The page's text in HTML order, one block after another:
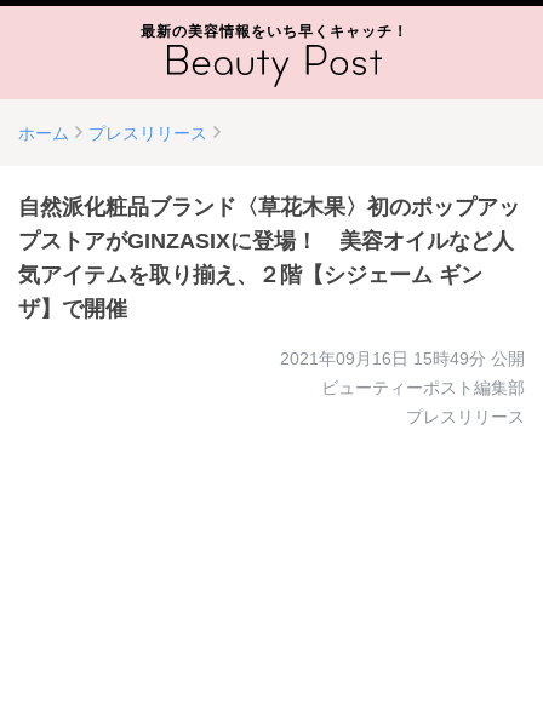
最新の美容情報をいち早くキャッチ！
ホーム プレスリリース
自然派化粧品ブランド〈草花木果〉初のポップアッ
プストアがGINZASIXに登場！ 美容オイルなど人
気アイテムを取り揃え、２階【シジェーム ギン
ザ】で開催
2021年09月16日 15時49分 公開
ビューティーポスト編集部
プレスリリース